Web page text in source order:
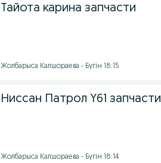
Тайота карина запчасти
Жолбарыса Калшораева - Бүгін 18:15
Ниссан Патрол Y61 запчасти
Жолбарыса Калшораева - Бүгін 18:14